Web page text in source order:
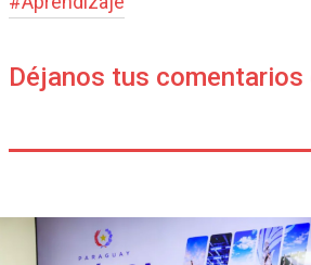
Déjanos tus comentarios